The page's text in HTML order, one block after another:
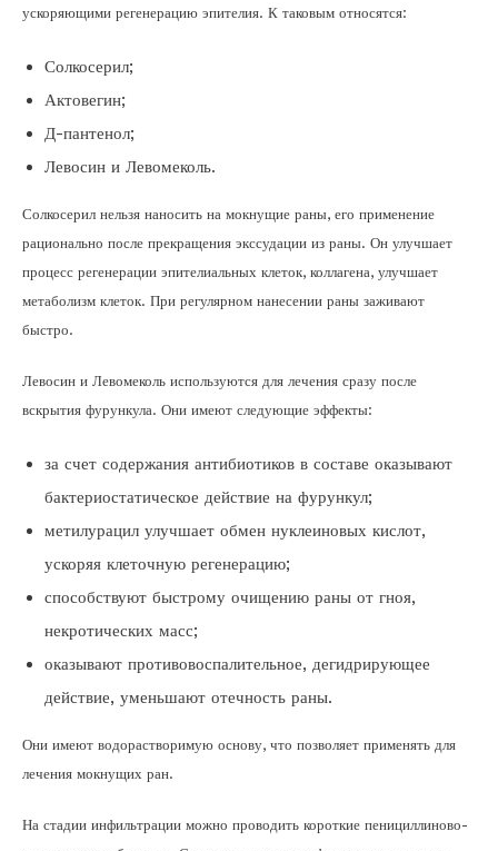
ускоряющими регенерацию эпителия. К таковым относятся:
Солкосерил;
Актовегин;
Д-пантенол;
Левосин и Левомеколь.
Солкосерил нельзя наносить на мокнущие раны, его применение
рационально после прекращения экссудации из раны. Он улучшает
процесс регенерации эпителиальных клеток, коллагена, улучшает
метаболизм клеток. При регулярном нанесении раны заживают
быстро.
Левосин и Левомеколь используются для лечения сразу после
вскрытия фурункула. Они имеют следующие эффекты:
за счет содержания антибиотиков в составе оказывают
бактериостатическое действие на фурункул;
метилурацил улучшает обмен нуклеиновых кислот,
ускоряя клеточную регенерацию;
способствуют быстрому очищению раны от гноя,
некротических масс;
оказывают противовоспалительное, дегидрирующее
действие, уменьшают отечность раны.
Они имеют водорастворимую основу, что позволяет применять для
лечения мокнущих ран.
На стадии инфильтрации можно проводить короткие пенициллиново-